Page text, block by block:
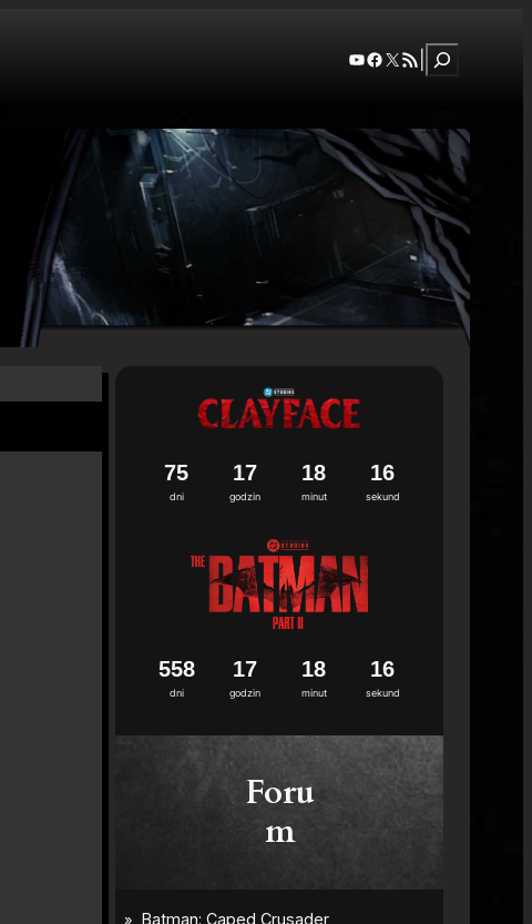
YouTube
Facebook
X RSS FeedSzukaj
dni
75
godzin
17
minut
18
sekund
15
dni
558
godzin
17
minut
18
sekund
15
Foru
m